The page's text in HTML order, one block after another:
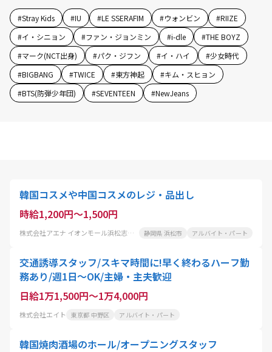
#Stray Kids #IU #LE SSERAFIM #ウォンビン #RIIZE
#イ・シニョン #ファン・ジョンミン #i-dle #THE BOYZ
#マーク(NCT出身) #パク・ジフン #イ・ハイ #少女時代
#BIGBANG #TWICE #東方神起 #キム・スヒョン
#BTS(防弾少年団) #SEVENTEEN #NewJeans
韓国コスメや中国コスメのレジ・品出し
時給1,200円～1,500円
株式会社アエナ イオンモール浜松志都呂店 静岡県 浜松市 アルバイト・パート
交通誘導スタッフ/スキマ時間に!早く終わるハーフ勤
務あり/週1日～OK/主婦・主夫歓迎
日給1万1,500円～1万4,000円
株式会社エイト 東京都 中野区 アルバイト・パート
韓国焼肉酒場のホール/オープニングスタッフ